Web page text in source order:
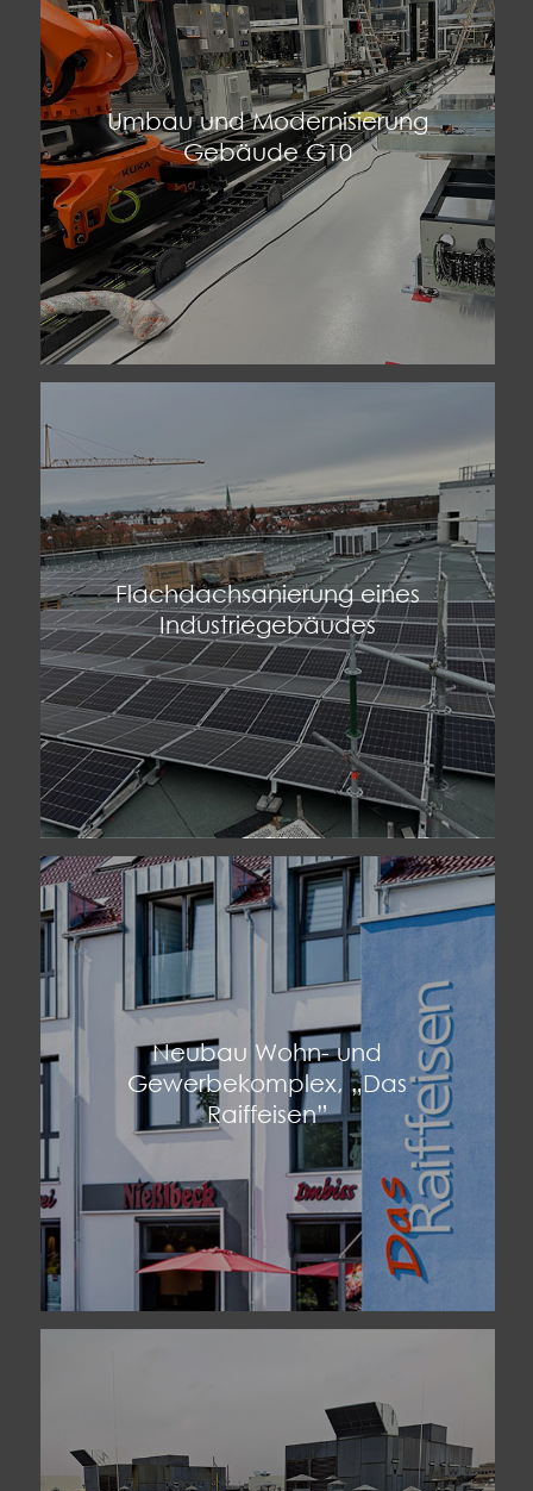
Umbau und Modernisierung
Gebäude G10
Flachdachsanierung eines
Industriegebäudes
Neubau Wohn- und
Gewerbekomplex, „Das
Raiffeisen”